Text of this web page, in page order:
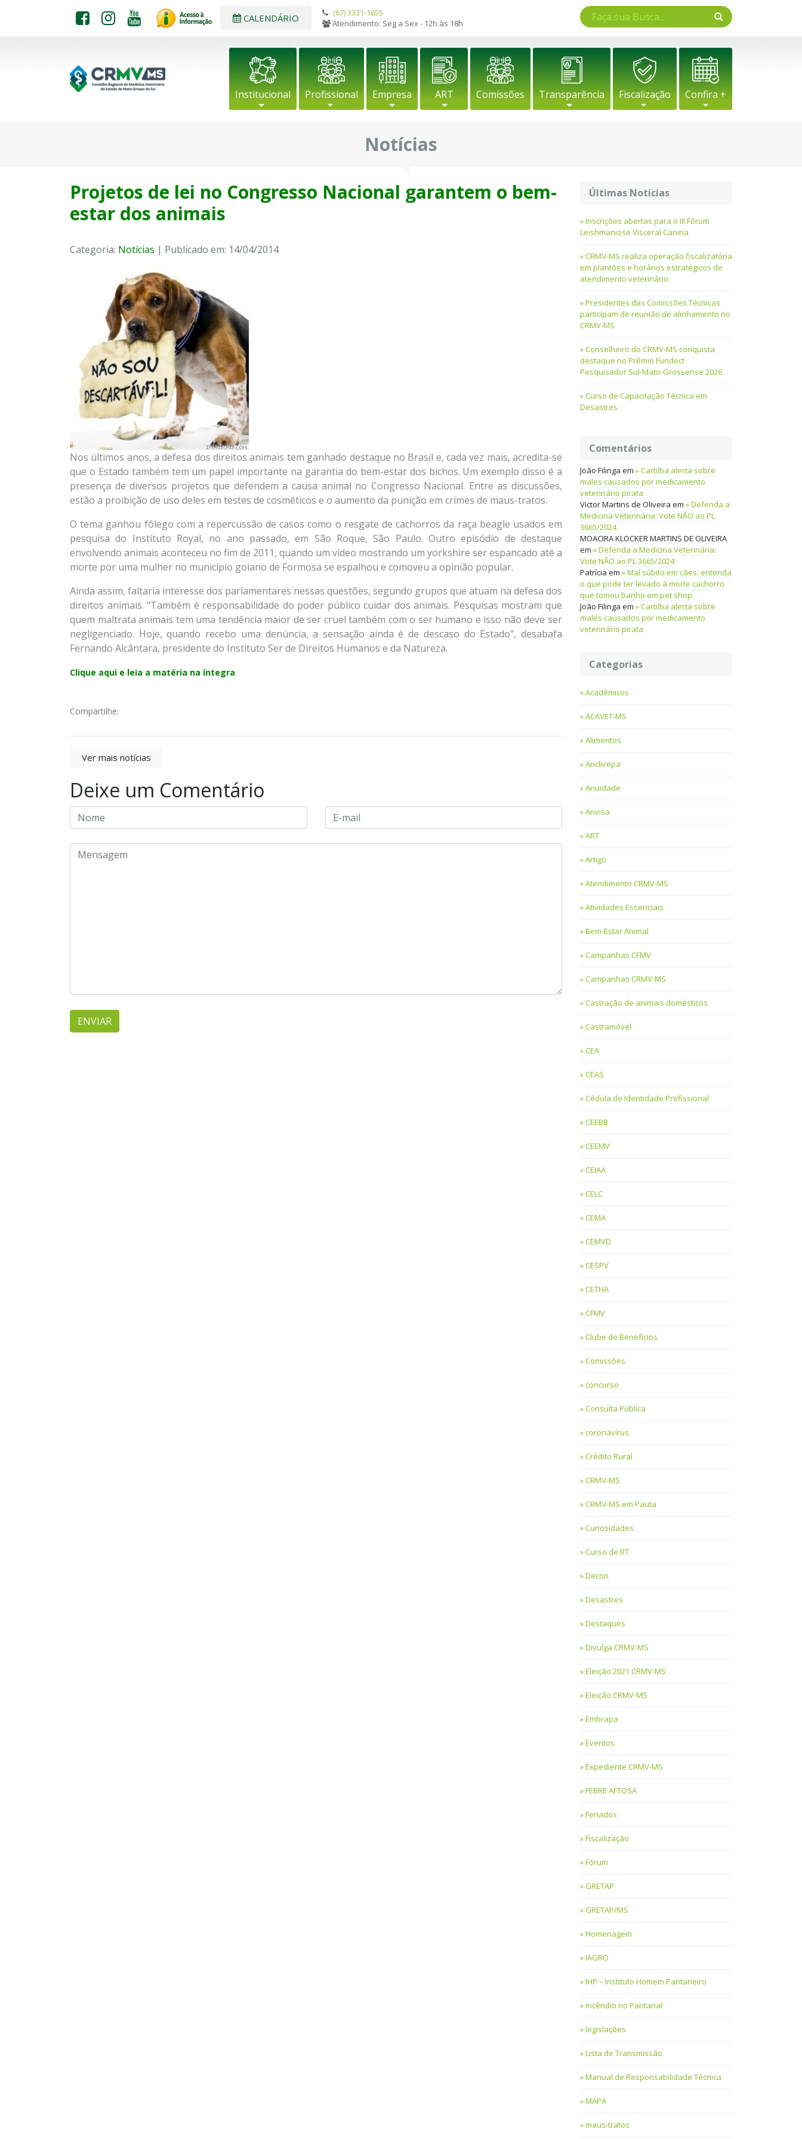
CALENDÁRIO
(67) 3331-1655
Atendimento: Seg a Sex - 12h às 18h
Institucional Profissional Empresa ART Comissões Transparência Fiscalização Confira +
Notícias
Projetos de lei no Congresso Nacional garantem o bem-
estar dos animais
Categoria: Notícias | Publicado em: 14/04/2014
Nos últimos anos, a defesa dos direitos animais tem ganhado destaque no Brasil e, cada vez mais, acredita-se
que o Estado também tem um papel importante na garantia do bem-estar dos bichos. Um exemplo disso é a
presença de diversos projetos que defendem a causa animal no Congresso Nacional. Entre as discussões,
estão a proibição de uso deles em testes de cosméticos e o aumento da punição em crimes de maus-tratos.
O tema ganhou fôlego com a repercussão de casos como o resgate de cachorros da raça beagle usados em
pesquisa do Instituto Royal, no ano passado, em São Roque, São Paulo. Outro episódio de destaque
envolvendo animais aconteceu no fim de 2011, quando um vídeo mostrando um yorkshire ser espancado até a
morte por uma mulher no município goiano de Formosa se espalhou e comoveu a opinião popular.
Ainda assim, faltaria interesse dos parlamentares nessas questões, segundo grupos que atuam na defesa dos
direitos animais. "Também é responsabilidade do poder público cuidar dos animais. Pesquisas mostram que
quem maltrata animais tem uma tendência maior de ser cruel também com o ser humano e isso não deve ser
negligenciado. Hoje, quando recebo uma denúncia, a sensação ainda é de descaso do Estado", desabafa
Fernando Alcântara, presidente do Instituto Ser de Direitos Humanos e da Natureza.
Clique aqui e leia a matéria na íntegra
Compartilhe:
Ver mais notícias
Deixe um Comentário
Últimas Notícias
Inscrições abertas para o III Fórum
Leishmaniose Visceral Canina
CRMV-MS realiza operação fiscalizatória
em plantões e horários estratégicos de
atendimento veterinário
Presidentes das Comissões Técnicas
participam de reunião de alinhamento no
CRMV-MS
Conselheiro do CRMV-MS conquista
destaque no Prêmio Fundect
Pesquisador Sul-Mato-Grossense 2026
Curso de Capacitação Técnica em
Desastres
Comentários
João Filinga em
Cartilha alerta sobre
males causados por medicamento
veterinário pirata
Victor Martins de Oliveira em
Defenda a
Medicina Veterinária: Vote NÃO ao PL
3665/2024
MOACIRA KLOCKER MARTINS DE OLIVEIRA
em
Defenda a Medicina Veterinária:
Vote NÃO ao PL 3665/2024
Patrícia em
Mal súbito em cães: entenda
o que pode ter levado à morte cachorro
que tomou banho em pet shop
João Filinga em
Cartilha alerta sobre
males causados por medicamento
veterinário pirata
Categorias
Acadêmicos
ACAVET-MS
Alimentos
Anclivepa
Anuidade
Anvisa
ART
Artigo
Atendimento CRMV-MS
Atividades Essenciais
Bem-Estar Animal
Campanhas CFMV
Campanhas CRMV-MS
Castração de animais domésticos
Castramóvel
CEA
CEAS
Cédula de Identidade Profissional
CEEBB
CEEMV
CEIAA
CELC
CEMA
CEMVD
CESPV
CETHA
CFMV
Clube de Benefícios
Comissões
concurso
Consulta Pública
coronavírus
Crédito Rural
CRMV-MS
CRMV-MS em Pauta
Curiosidades
Curso de RT
Decon
Desastres
Destaques
Divulga CRMV-MS
Eleição 2021 CRMV-MS
Eleição CRMV-MS
Embrapa
Eventos
Expediente CRMV-MS
FEBRE AFTOSA
Feriados
Fiscalização
Fórum
GRETAP
GRETAP/MS
Homenagem
IAGRO
IHP – Instituto Homem Pantaneiro
Incêndio no Pantanal
legislações
Lista de Transmissão
Manual de Responsabilidade Técnica
MAPA
maus-tratos